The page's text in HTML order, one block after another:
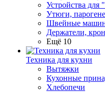
Устройства для
Утюги,
Швейные
Держатели,
Ещё 10
Техника для кухни
Вытяжки
Кухонные
Хлебопечи